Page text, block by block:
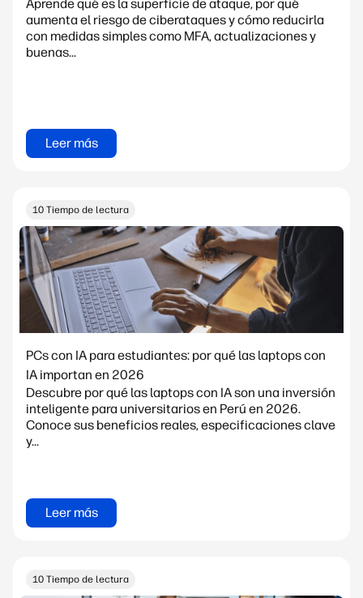
Aprende qué es la superficie de ataque, por qué
aumenta el riesgo de ciberataques y cómo reducirla
con medidas simples como MFA, actualizaciones y
buenas...
Leer más
10 Tiempo de lectura
PCs con IA para estudiantes: por qué las laptops con
IA importan en 2026
Descubre por qué las laptops con IA son una inversión
inteligente para universitarios en Perú en 2026.
Conoce sus beneficios reales, especificaciones clave
y...
Leer más
10 Tiempo de lectura